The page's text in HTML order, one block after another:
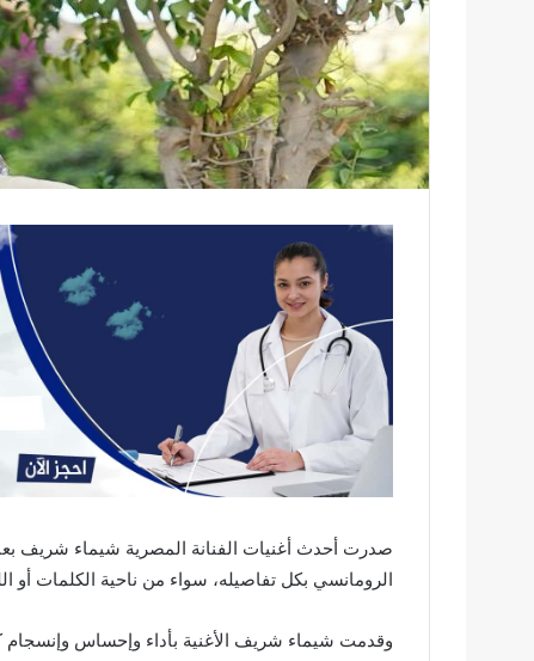
صدرت أحدث أغنيات الفنانة المصرية شيماء شريف
الرومانسي بكل تفاصيله، سواء من ناحية الكلمات أو
وقدمت شيماء شريف الأغنية بأداء وإحساس وإنسجام